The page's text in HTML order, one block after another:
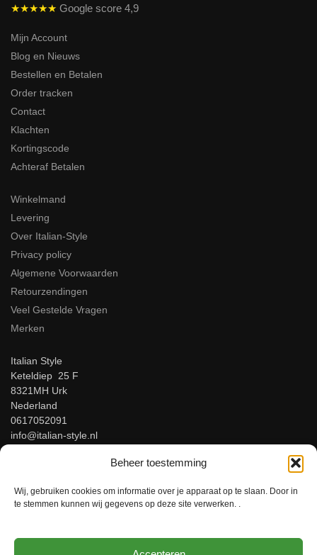
Beheer toestemming
Wij, gebruiken cookies om informatie over je apparaat op te slaan. Door in
te stemmen kunnen wij gegevens op deze site verwerken. .
★★★★★ Google score 4,9
Mijn Account
Blog en Nieuws
Bestellen en Betalen
Order tracken
Contact
Klachten
Kortingscode
Achteraf Betalen
Winkelmand
Levering
Over Italian-Style
Privacy policy
Algemene Voorwaarden
Retourzendingen
Veel Gestelde Vragen
Merken
Italian Style
Keteldiep 25 F
8321MH Urk
Nederland
0617052091
info@italian-style.nl
BTW: NL866816483B01
Beoordeel ons op Google!